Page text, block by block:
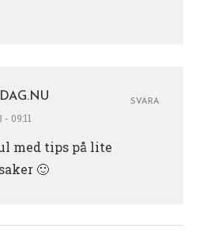
09:11
med tips på lite
🙂
SVARA